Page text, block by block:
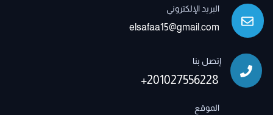
البريد الإلكتروني
elsafaa15@gmail.com
إتصل بنا
+201027556228
الموقع